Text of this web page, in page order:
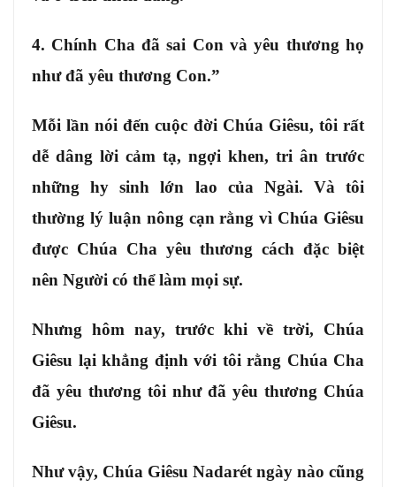
4. Chính Cha đã sai Con và yêu thương họ
như đã yêu thương Con.”
Mỗi lần nói đến cuộc đời Chúa Giêsu, tôi rất
dễ dâng lời cảm tạ, ngợi khen, tri ân trước
những hy sinh lớn lao của Ngài. Và tôi
thường lý luận nông cạn rằng vì Chúa Giêsu
được Chúa Cha yêu thương cách đặc biệt
nên Người có thể làm mọi sự.
Nhưng hôm nay, trước khi về trời, Chúa
Giêsu lại khẳng định với tôi rằng Chúa Cha
đã yêu thương tôi như đã yêu thương Chúa
Giêsu.
Như vậy, Chúa Giêsu Nadarét ngày nào cũng